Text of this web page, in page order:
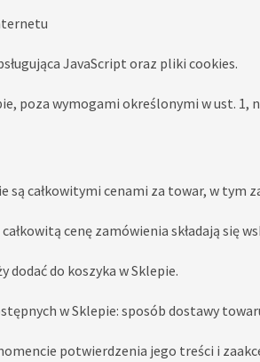
JavaScript oraz pliki cookies.
poza wymogami określonymi w ust.
są całkowitymi cenami za towar, w tym
całkowitą cenę zamówienia składają
dodać do koszyka w Sklepie.
w Sklepie: sposób dostawy
potwierdzenia jego treści i